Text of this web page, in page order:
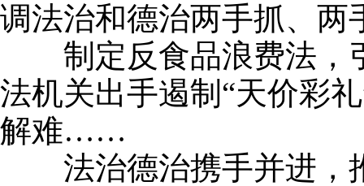
调法治和德治两手抓、两
制定反食品浪费法，引
法机关出手遏制“天价彩
解难……
法治德治携手并进，推